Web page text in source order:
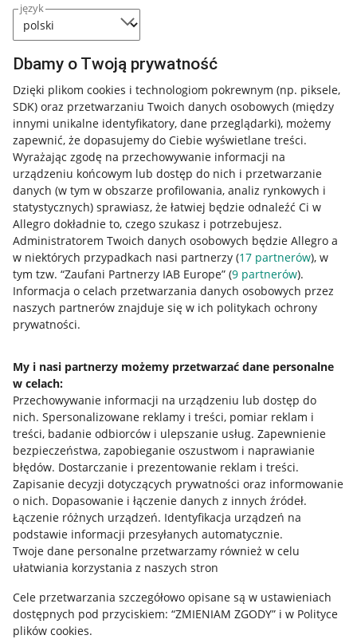
język
Dbamy o Twoją prywatność
Dzięki plikom cookies i technologiom pokrewnym (np. piksele,
SDK) oraz przetwarzaniu Twoich danych osobowych (między
innymi unikalne identyfikatory, dane przeglądarki), możemy
zapewnić, że dopasujemy do Ciebie wyświetlane treści.
Wyrażając zgodę na przechowywanie informacji na
urządzeniu końcowym lub dostęp do nich i przetwarzanie
danych (w tym w obszarze profilowania, analiz rynkowych i
statystycznych) sprawiasz, że łatwiej będzie odnaleźć Ci w
Allegro dokładnie to, czego szukasz i potrzebujesz.
Administratorem Twoich danych osobowych będzie Allegro a
w niektórych przypadkach nasi partnerzy (17 partnerów), w
tym tzw. “Zaufani Partnerzy IAB Europe” (9 partnerów).
Informacja o celach przetwarzania danych osobowych przez
naszych partnerów znajduje się w ich politykach ochrony
prywatności.
My i nasi partnerzy możemy przetwarzać dane personalne
w celach:
Przechowywanie informacji na urządzeniu lub dostęp do
nich. Spersonalizowane reklamy i treści, pomiar reklam i
treści, badanie odbiorców i ulepszanie usług. Zapewnienie
bezpieczeństwa, zapobieganie oszustwom i naprawianie
błędów. Dostarczanie i prezentowanie reklam i treści.
Zapisanie decyzji dotyczących prywatności oraz informowanie
o nich. Dopasowanie i łączenie danych z innych źródeł.
Łączenie różnych urządzeń. Identyfikacja urządzeń na
podstawie informacji przesyłanych automatycznie.
Twoje dane personalne przetwarzamy również w celu
ułatwiania korzystania z naszych stron
Cele przetwarzania szczegółowo opisane są w ustawieniach
dostępnych pod przyciskiem: “ZMIENIAM ZGODY” i w Polityce
plików cookies.
Przydatne informacje
Napisz do nas
Allegro Gadane dla sprzedających
Allegro Gadane dla kupujących
Mapa miejscowości
Informacje prawne
Regulamin
Polityka plików "cookies"
Ustawienia plików "cookies"
Informacje dla Aktu o Usługach Cyfrowych
Pobierz aplikację
Korzystanie z serwisu oznacza akceptacjęregulaminu.